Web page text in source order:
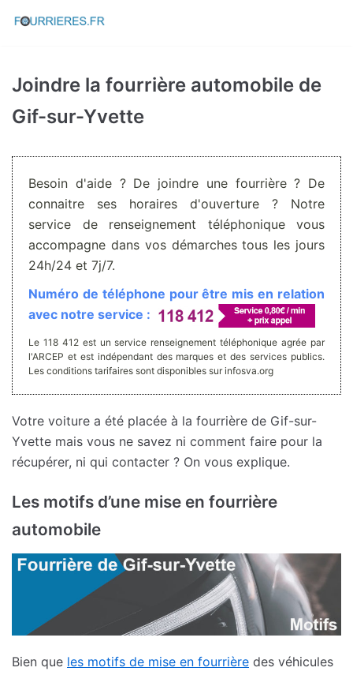
Aller
Joindre la fourrière automobile de
Gif-sur-Yvette
Besoin d'aide ? De joindre une fourrière ? De
connaitre ses horaires d'ouverture ? Notre
service de renseignement téléphonique vous
accompagne dans vos démarches tous les jours
24h/24 et 7j/7.
Numéro de téléphone pour être mis en relation
avec notre service :
Le 118 412 est un service renseignement téléphonique agrée par
l'ARCEP et est indépendant des marques et des services publics.
Les conditions tarifaires sont disponibles sur infosva.org
Votre voiture a été placée à la fourrière de Gif-sur-
Yvette mais vous ne savez ni comment faire pour la
récupérer, ni qui contacter ? On vous explique.
Les motifs d’une mise en fourrière
automobile
Bien que les motifs de mise en fourrière des véhicules